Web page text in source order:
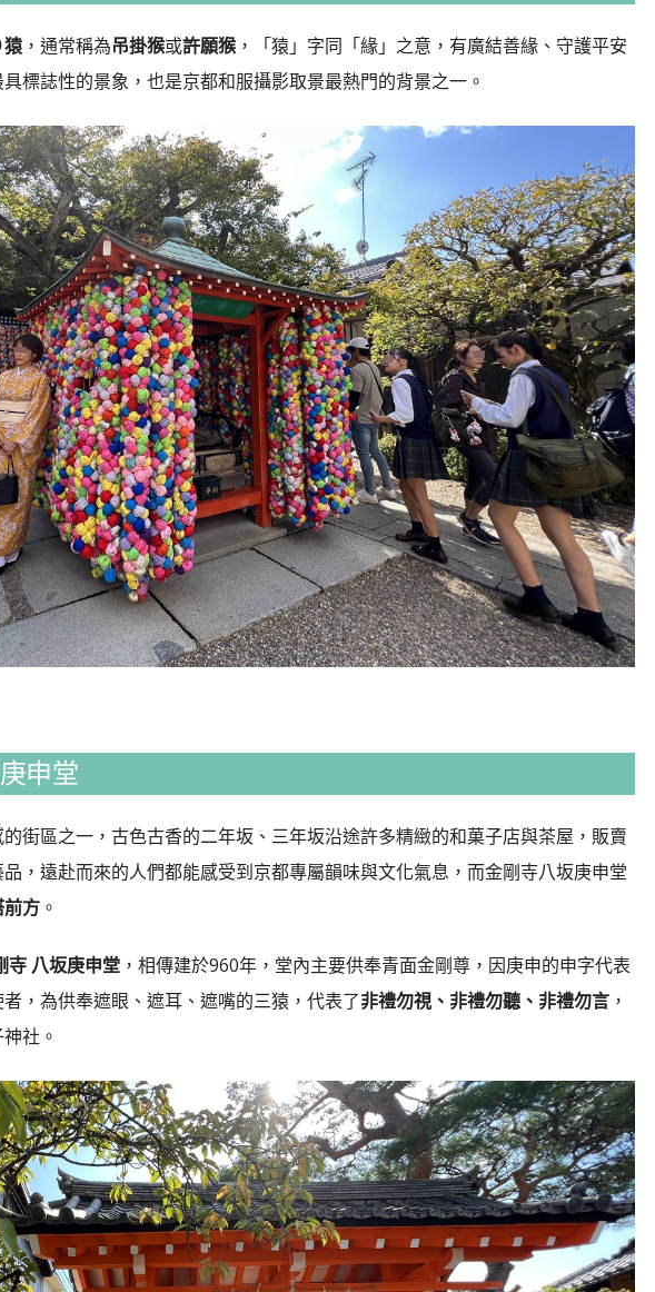
猿 ，通常稱為吊掛猴或許願猴 ，「猿」字同「緣」之意，有廣結善緣、守護平安
標誌性的景象，也是京都和服攝影取景最熱門的背景之一。
申堂
街區之一，古色古香的二年坂、三年坂沿途許多精緻的和菓子店與茶屋，販賣
，遠赴而來的人們都能感受到京都專屬韻味與文化氣息，而金剛寺八坂庚申堂
方 。
寺 八坂庚申堂 ，相傳建於960年，堂內主要供奉青面金剛尊，因庚申的申字代表
，為供奉遮眼、遮耳、遮嘴的三猿，代表了非禮勿視、非禮勿聽、非禮勿言 ，
社。